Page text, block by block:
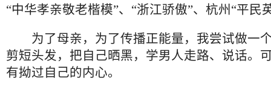
“中华孝亲敬老楷模”、“浙江骄傲”、杭州“平民
为了母亲，为了传播正能量，我尝试做一
剪短头发，把自己晒黑，学男人走路、说话。
有拗过自己的内心。